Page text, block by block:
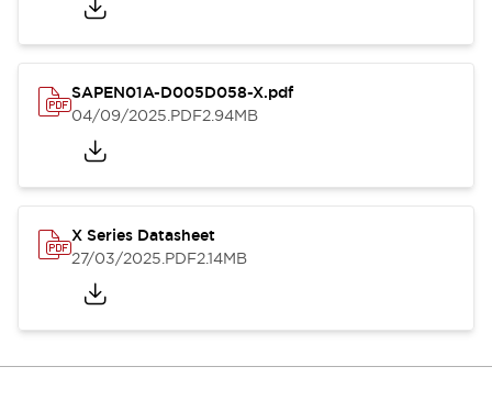
SAPEN01A-D005D058-X.pdf
04/09/2025.PDF2.94MB
X Series Datasheet
27/03/2025.PDF2.14MB